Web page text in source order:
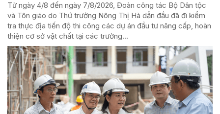
Từ ngày 4/8 đến ngày 7/8/2026, Đoàn công tác Bộ Dân tộc
và Tôn giáo do Thứ trưởng Nông Thị Hà dẫn đầu đã đi kiểm
tra thực địa tiến độ thi công các dự án đầu tư nâng cấp, hoàn
thiện cơ sở vật chất tại các trường...